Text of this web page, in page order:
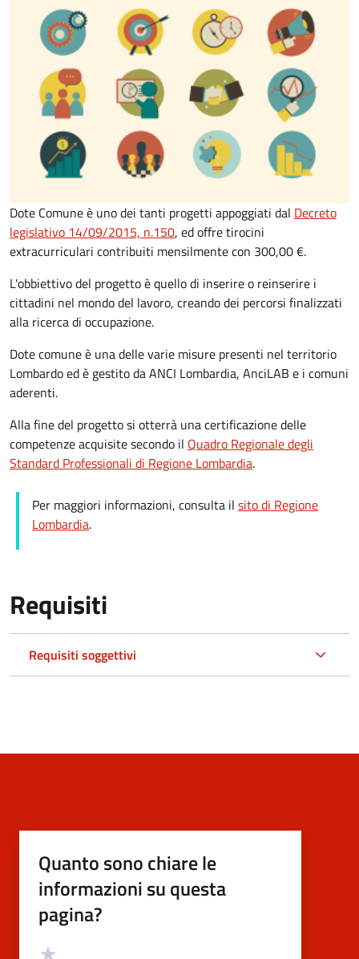
Dote Comune è uno dei tanti progetti appoggiati dal Decreto
legislativo 14/09/2015, n.150, ed offre tirocini
extracurriculari contribuiti mensilmente con 300,00 €.
L'obbiettivo del progetto è quello di inserire o reinserire i
cittadini nel mondo del lavoro, creando dei percorsi finalizzati
alla ricerca di occupazione.
Dote comune è una delle varie misure presenti nel territorio
Lombardo ed è gestito da ANCI Lombardia, AnciLAB e i comuni
aderenti.
Alla fine del progetto si otterrà una certificazione delle
competenze acquisite secondo il Quadro Regionale degli
Standard Professionali di Regione Lombardia.
Per maggiori informazioni, consulta il sito di Regione
Lombardia.
Requisiti
Requisiti soggettivi
Quanto sono chiare le
informazioni su questa
pagina?
Valutazione